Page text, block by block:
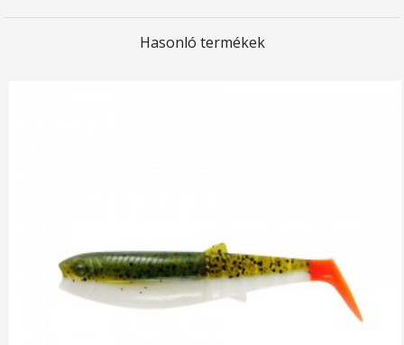
Hasonló termékek